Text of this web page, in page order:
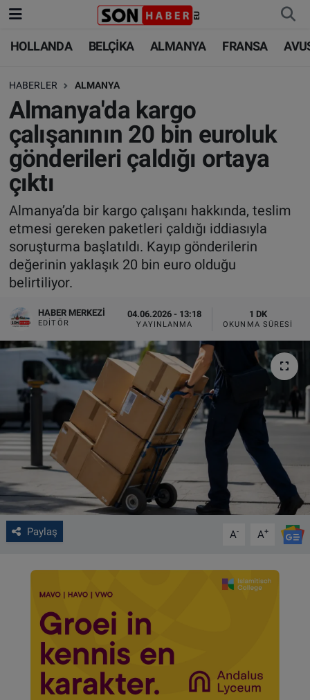
HOLLANDA BELÇİKA ALMANYA FRANSA
HABERLER ALMANYA
Almanya'da kargo
çalışanının 20 bin euroluk
gönderileri çaldığı ortaya
çıktı
Almanya’da bir kargo çalışanı hakkında, teslim
etmesi gereken paketleri çaldığı iddiasıyla
soruşturma başlatıldı. Kayıp gönderilerin
değerinin yaklaşık 20 bin euro olduğu
belirtiliyor.
HABER MERKEZI
EDITÖR
04.06.2026 - 13:18
YAYINLANMA
1 DK
OKUNMA SÜRESI
Paylaş A- A+
HOLLANDA
BELÇİKA
ALMANYA
FRANSA
AVUSTURYA
SAĞLIK - YAŞAM
BİLİM-TEKNOLOJİ
HOLLANDA
BELÇİKA
ALMANYA
TÜRKİYE
DÜNYA
BİLİM-TEKNOLOJİ
SAĞLIK
ALGEMENE VOORWAARDEN
CONTACT
Çerez Politikası
Nöbetçi Eczaneler
Hava Durumu
Trafik Durumu
Süper Lig Puan Durumu ve Fikstür
Tüm Manşetler
Son Dakika Haberleri
Haber Arşivi